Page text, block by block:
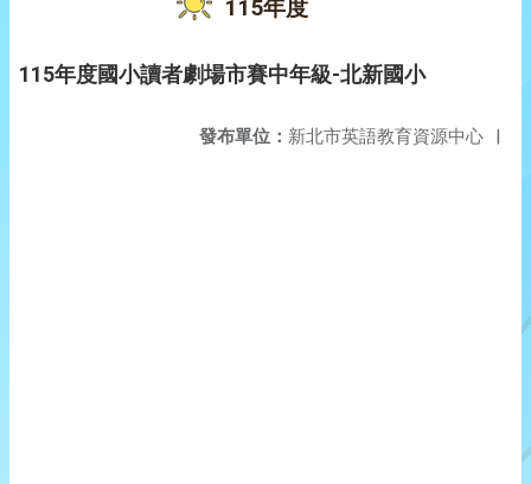
115年度
115年度國小讀者劇場市賽中年級-北新國小
發布單位： 新北市英語教育資源中心 |